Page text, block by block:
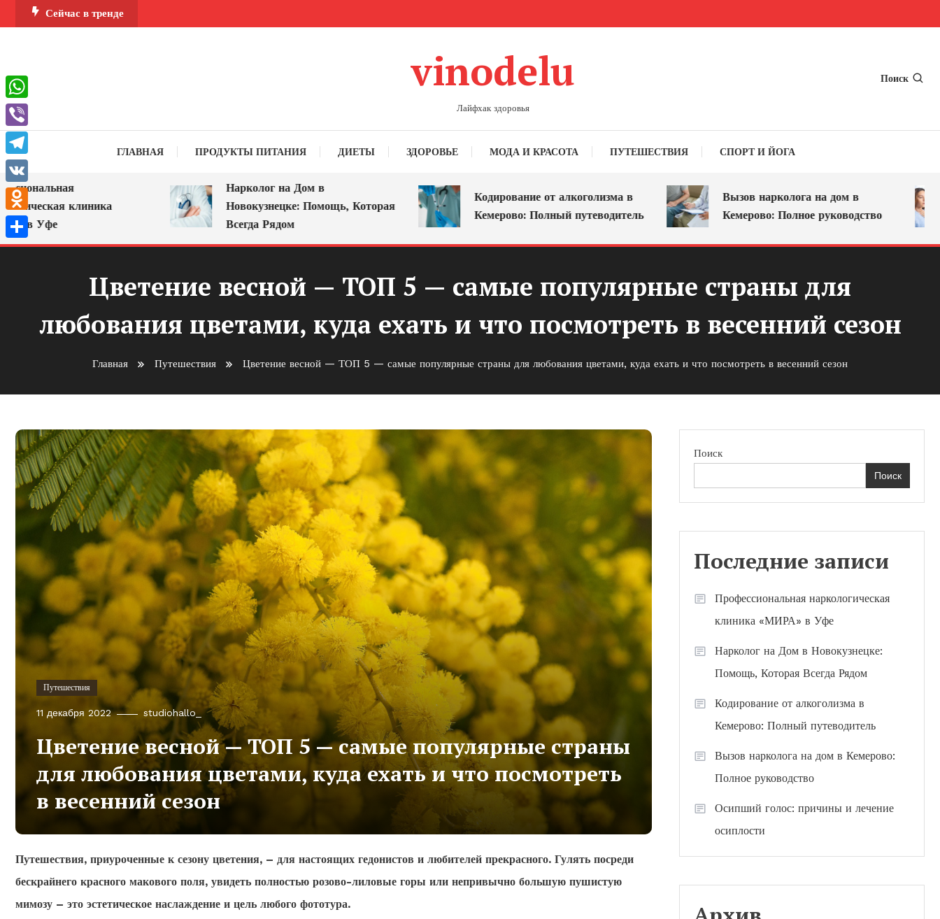
Перейти
к
Сейчас в тренде
vinodelu
Лайфхак здоровья
Поиск
ГЛАВНАЯ ПРОДУКТЫ ПИТАНИЯ ДИЕТЫ ЗДОРОВЬЕ МОДА И КРАСОТА ПУТЕШЕСТВИЯ СПОРТ И ЙОГА
клиника
Нарколог на Дом в
Новокузнецке: Помощь, Которая
Всегда Рядом
Кодирование от алкоголизма в
Кемерово: Полный путеводитель
Вызов нарколога на дом в
Кемерово: Полное руководство
Цветение весной — ТОП 5 — самые популярные страны для
любования цветами, куда ехать и что посмотреть в весенний сезон
Главная Путешествия Цветение весной — ТОП 5 — самые популярные страны для любования цветами, куда ехать и что посмотреть в весенний сезон
Путешествия
11 декабря 2022 studiohallo_
Цветение весной — ТОП 5 — самые популярные страны
для любования цветами, куда ехать и что посмотреть
в весенний сезон
Путешествия, приуроченные к сезону цветения, – для настоящих гедонистов и любителей прекрасного. Гулять посреди
бескрайнего красного макового поля, увидеть полностью розово-лиловые горы или непривычно большую пушистую
мимозу – это эстетическое наслаждение и цель любого фототура.
Поиск
Поиск
Последние записи
Профессиональная наркологическая
клиника «МИРА» в Уфе
Нарколог на Дом в Новокузнецке:
Помощь, Которая Всегда Рядом
Кодирование от алкоголизма в
Кемерово: Полный путеводитель
Вызов нарколога на дом в Кемерово:
Полное руководство
Осипший голос: причины и лечение
осиплости
WhatsApp
Viber
Telegram
VK
Odnoklassniki
Отправить